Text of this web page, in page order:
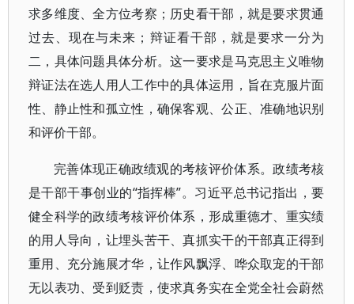
求多维度、全方位考察；历史看干部，就是要求贯通
过去、现在与未来；辩证看干部，就是要求一分为
二，具体问题具体分析。这一要求是马克思主义唯物
辩证法在选人用人工作中的具体运用，旨在克服片面
性、静止性和孤立性，确保客观、公正、准确地识别
和评价干部。
完善体现正确政绩观的考核评价体系。政绩考核
是干部干事创业的“指挥棒”。习近平总书记指出，要
健全科学的政绩考核评价体系，形成重德才、重实绩
的用人导向，让埋头苦干、真抓实干的干部真正得到
重用、充分施展才华，让作风飘浮、哗众取宠的干部
无以表功、受到贬责，使求真务实在全党全社会蔚然